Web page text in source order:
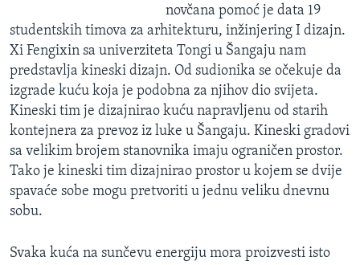
novčana pomoć je data 19
studentskih timova za arhitekturu, inžinjering I dizajn.
Xi Fengixin sa univerziteta Tongi u Šangaju nam
predstavlja kineski dizajn. Od sudionika se očekuje da
izgrade kuću koja je podobna za njihov dio svijeta.
Kineski tim je dizajnirao kuću napravljenu od starih
kontejnera za prevoz iz luke u Šangaju. Kineski gradovi
sa velikim brojem stanovnika imaju ograničen prostor.
Tako je kineski tim dizajnirao prostor u kojem se dvije
spavaće sobe mogu pretvoriti u jednu veliku dnevnu
sobu.
Svaka kuća na sunčevu energiju mora proizvesti isto